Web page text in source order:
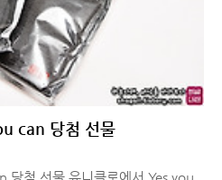
can 당첨 선물
당첨 선물 유니클로에서 Yes you